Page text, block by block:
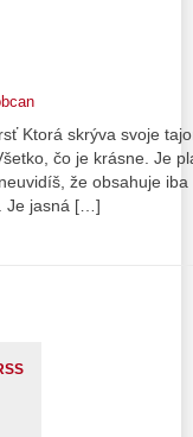
Ktorá skrýva svoje
čo je krásne. Je
že obsahuje
Je jasná […]